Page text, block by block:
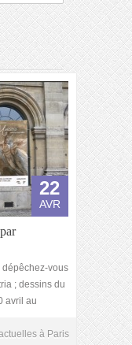
22
AVR
dépêchez-vous
; dessins du
avril au
à Paris